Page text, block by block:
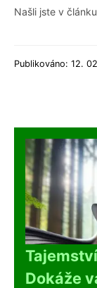
Našli jste v
Publikováno: 12.
Dokáže